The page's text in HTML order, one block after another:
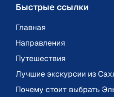
Быстрые ссылки
Главная
Направления
Путешествия
Лучшие экскурсии из
Почему стоит выбрать